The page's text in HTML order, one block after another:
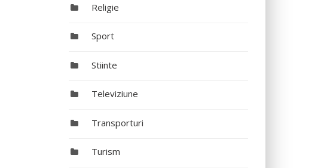
Religie
Sport
Stiinte
Televiziune
Transporturi
Turism